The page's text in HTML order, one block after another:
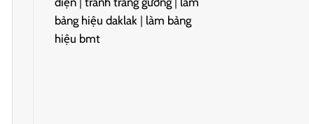
bảng hiệu daklak| làm bảng
hiệu bmt